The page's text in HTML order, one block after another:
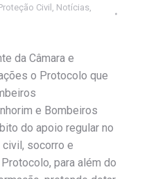
Civil Notícias
da Câmara e
o Protocolo que
e Bombeiros
do apoio regular no
socorro e
para além do